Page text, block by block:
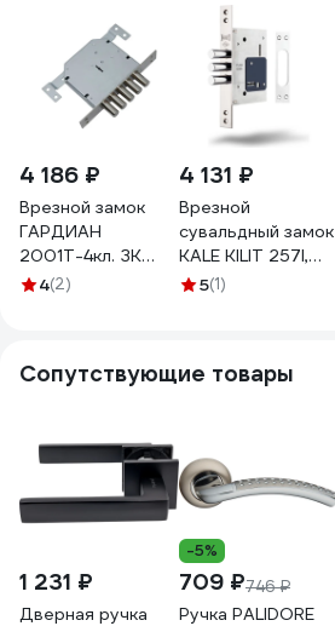
4 186 ₽
Врезной замок
ГАРДИАН
2001Т-4кл. ЗК
202Н п\к
27016
4(2)
4 131 ₽
Врезной
сувальдный замок
KALE KILIT 257l,
bs60, 28cp, 5k
5(1)
Сопутствующие товары
1 231 ₽
Дверная ручка
-5%
709 ₽746 ₽
Ручка PALIDORE